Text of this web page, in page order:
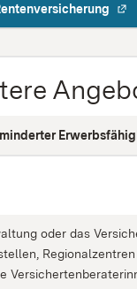
oder das